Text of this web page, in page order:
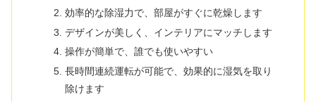
効率的な除湿力で、部屋がすぐに乾燥します
デザインが美しく、インテリアにマッチします
操作が簡単で、誰でも使いやすい
長時間連続運転が可能で、効果的に湿気を取り
除けます